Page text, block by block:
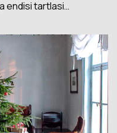
endisi tartlasi…